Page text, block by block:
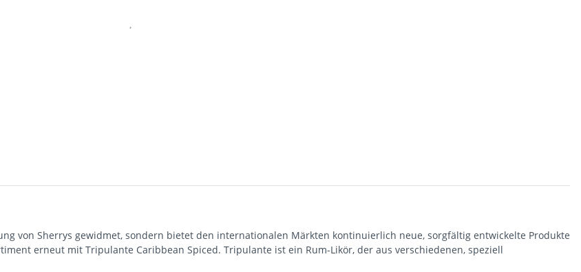
von Sherrys gewidmet, sondern bietet den internationalen Märkten kontinuierlich neue, sorgfältig entwickelte Produkte
erneut mit Tripulante Caribbean Spiced. Tripulante ist ein Rum-Likör, der aus verschiedenen, speziell